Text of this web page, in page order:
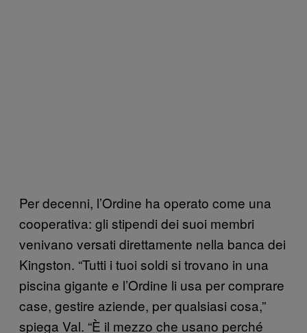
Per decenni, l’Ordine ha operato come una
cooperativa: gli stipendi dei suoi membri
venivano versati direttamente nella banca dei
Kingston. “Tutti i tuoi soldi si trovano in una
piscina gigante e l’Ordine li usa per comprare
case, gestire aziende, per qualsiasi cosa,”
spiega Val. “È il mezzo che usano perché